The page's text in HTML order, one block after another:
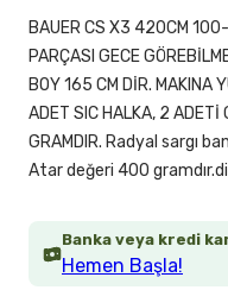
Banka veya kredi
Hemen Başla!
BAUER CS X3 420CM
PARÇASI GECE
BOY 165 CM DİR. MAKINA
ADET SIC HALKA, 2 ADETİ
GRAMDIR. Radyal sargı
Atar değeri 400